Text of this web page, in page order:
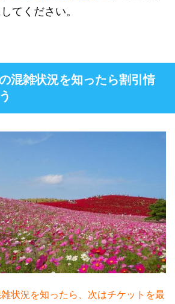
てください。
混雑状況を知ったら割引情
状況を知ったら、次はチケットを最